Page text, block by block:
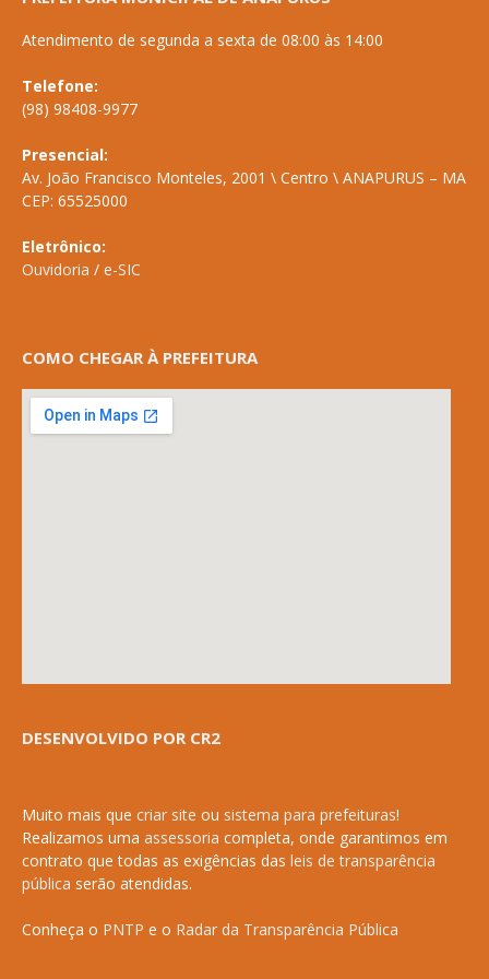
Atendimento de segunda a sexta de 08:00 às 14:00
Telefone:
(98) 98408-9977
Presencial:
Av. João Francisco Monteles, 2001 \ Centro \ ANAPURUS – MA
CEP: 65525000
Eletrônico:
Ouvidoria / e-SIC
COMO CHEGAR À PREFEITURA
DESENVOLVIDO POR CR2
Muito mais que criar site ou sistema para prefeituras!
Realizamos uma assessoria completa, onde garantimos em
contrato que todas as exigências das leis de transparência
pública serão atendidas.
Conheça o PNTP e o Radar da Transparência Pública